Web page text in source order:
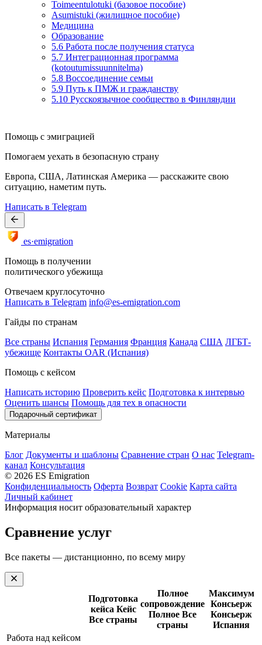
Toimeentulotuki (базовое пособие)
Asumistuki (жилищное пособие)
Медицина
Образование
5.6 Работа после получения статуса
5.7 Интеграционная программа
(kotoutumissuunnitelma)
5.8 Воссоединение семьи
5.9 Путь к ПМЖ и гражданству
5.10 Русскоязычное сообщество в Финляндии
Помощь с эмиграцией
Помогаем уехать в безопасную страну
Европа, США, Латинская Америка — расскажите свою
ситуацию, наметим путь.
Написать в Telegram
es·emigration
Помощь в получении
политического убежища
Отвечаем круглосуточно
Написать в Telegram info@es-emigration.com
Гайды по странам
Все страны Испания Германия Франция Канада США ЛГБТ-
убежище Контакты OAR (Испания)
Помощь с кейсом
Написать историю Проверить кейс Подготовка к интервью
Оценить шансы Помощь для тех в опасности
Подарочный сертификат
Материалы
Блог Документы и шаблоны Сравнение стран О нас Telegram-
канал Консультация
© 2026 ES Emigration
Конфиденциальность Оферта Возврат Cookie Карта сайта
Личный кабинет
Информация носит образовательный характер
Сравнение услуг
Все пакеты — дистанционно, по всему миру
Подготовка
кейса Кейс
Все страны
Полное
сопровождение
Полное Все
страны
Максимум
Консьерж
Консьерж
Испания
Работа над кейсом